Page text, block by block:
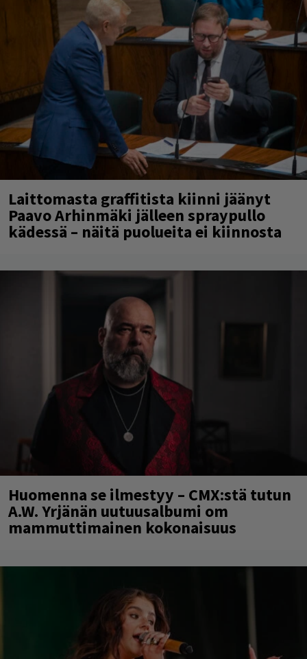
Laittomasta graffitista kiinni jäänyt
Paavo Arhinmäki jälleen spraypullo
kädessä – näitä puolueita ei kiinnosta
Huomenna se ilmestyy – CMX:stä tutun
A.W. Yrjänän uutuusalbumi om
mammuttimainen kokonaisuus